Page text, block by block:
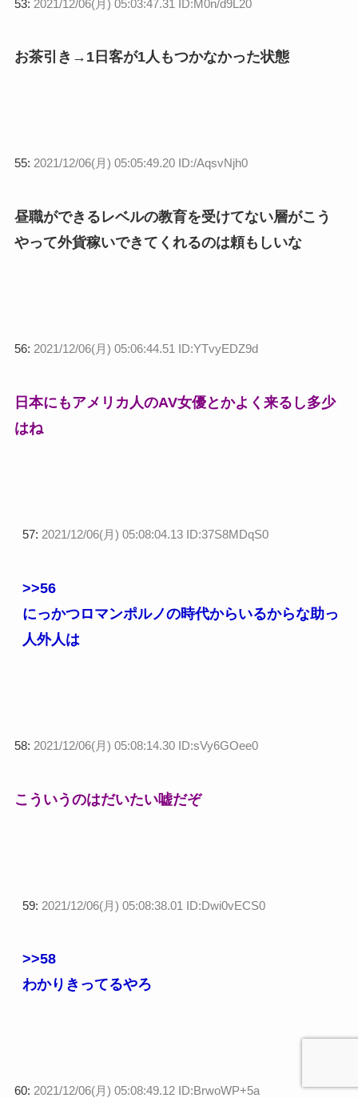
53: 2021/12/06(月) 05:03:47.31 ID:M0n/d9L20
お茶引き→1日客が1人もつかなかった状態
55: 2021/12/06(月) 05:05:49.20 ID:/AqsvNjh0
昼職ができるレベルの教育を受けてない層がこう
やって外貨稼いできてくれるのは頼もしいな
56: 2021/12/06(月) 05:06:44.51 ID:YTvyEDZ9d
日本にもアメリカ人のAV女優とかよく来るし多少
はね
57: 2021/12/06(月) 05:08:04.13 ID:37S8MDqS0
>>56
にっかつロマンポルノの時代からいるからな助っ
人外人は
58: 2021/12/06(月) 05:08:14.30 ID:sVy6GOee0
こういうのはだいたい嘘だぞ
59: 2021/12/06(月) 05:08:38.01 ID:Dwi0vECS0
>>58
わかりきってるやろ
60: 2021/12/06(月) 05:08:49.12 ID:BrwoWP+5a